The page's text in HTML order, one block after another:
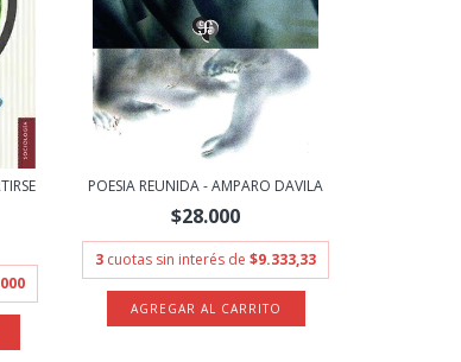
POESIA REUNIDA - AMPARO DAVILA
$28.000
3 cuotas sin interés de$9.333,33